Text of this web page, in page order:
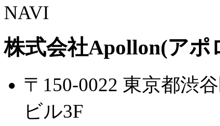
株式会社Apollon(アポ
〒150-0022 東京都渋
ビル3F